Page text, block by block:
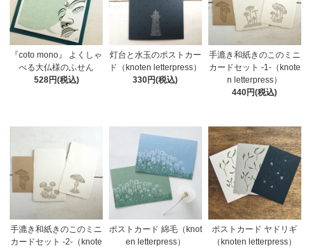
『coto mono』 よくしゃ
べる大仏様のふせん
528円(税込)
灯台と水玉のポストカー
ド（knoten letterpress）
330円(税込)
手漉き和紙きのこのミニ
カードセット -1-（knote
n letterpress）
440円(税込)
手漉き和紙きのこのミニ
カードセット -2-（knote
ポストカード 綿毛（knot
en letterpress）
ポストカード ヤドリギ
（knoten letterpress）